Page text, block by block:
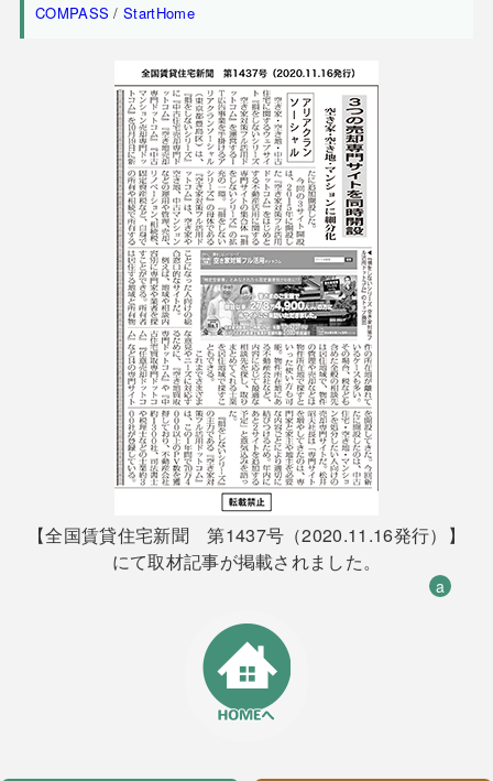
COMPASS /StartHome
【全国賃貸住宅新聞 第1437号（2020.11.16発行）】
にて取材記事が掲載されました。
a